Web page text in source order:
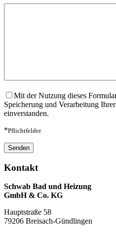
Mit der Nutzung dieses
Speicherung und Verarbeitung
einverstanden.
*Pflichtfelder
Kontakt
Schwab Bad und Heizung
GmbH & Co. KG
Hauptstraße 58
79206 Breisach-Gündlingen